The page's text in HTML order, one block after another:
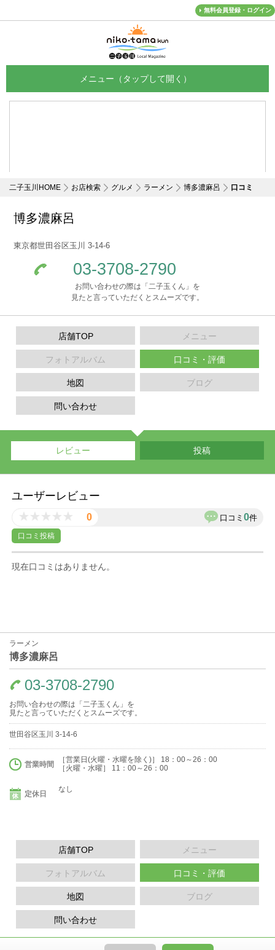
無料会員登録・ログイン
二子玉川HOME お店検索 グルメ ラーメン 博多濃麻呂 口コミ
博多濃麻呂
東京都世田谷区玉川 3-14-6
03-3708-2790
お問い合わせの際は「二子玉くん」を
見たと言っていただくとスムーズです。
店舗TOP メニュー
フォトアルバム 口コミ・評価
地図 ブログ
問い合わせ
レビュー 投稿
ユーザーレビュー
0 口コミ 0件
口コミ投稿
現在口コミはありません。
ラーメン
博多濃麻呂
03-3708-2790
お問い合わせの際は「二子玉くん」を
見たと言っていただくとスムーズです。
世田谷区玉川 3-14-6
営業時間
［営業日(火曜・水曜を除く)］ 18：00～26：00
［火曜・水曜］ 11：00～26：00
定休日
なし
店舗TOP メニュー
フォトアルバム 口コミ・評価
地図 ブログ
問い合わせ
メニュー